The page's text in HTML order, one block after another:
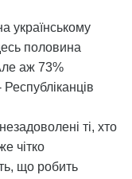
українському
половина
аж 73%
ті, хто
чітко
що робить